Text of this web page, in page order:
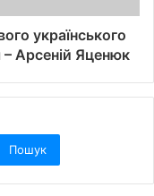
українського
– Арсеній Яценюк
Пошук